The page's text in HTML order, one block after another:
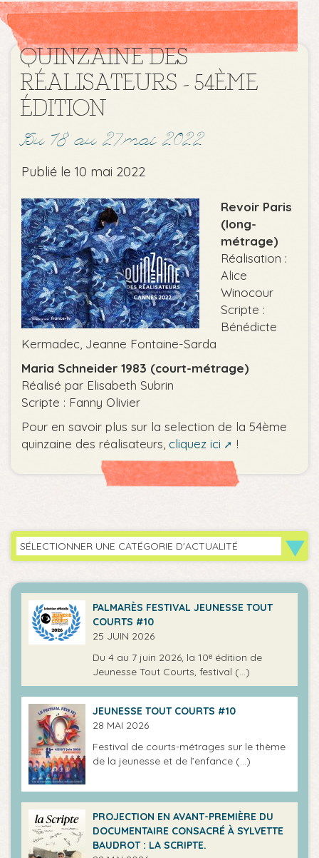
QUINZAINE DES
RÉALISATEURS - 54ÈME
ÉDITION
Du 18 au 27 mai 2022
Publié le 10 mai 2022
Revoir Paris
(long-
métrage)
Réalisation :
Alice
Winocour
Scripte :
Bénédicte
Kermadec, Jeanne Fontaine-Sarda
Maria Schneider 1983 (court-métrage)
Réalisé par Elisabeth Subrin
Scripte : Fanny Olivier
Pour en savoir plus sur la selection de la 54ème
quinzaine des réalisateurs, cliquez ici !
SÉLECTIONNER UNE CATÉGORIE D'ACTUALITÉ
PALMARÈS FESTIVAL JEUNESSE TOUT
COURTS #10
25 JUIN 2026
Du 4 au 7 juin 2026, la 10ᵉ édition de
Jeunesse Tout Courts, festival (…)
JEUNESSE TOUT COURTS #10
28 MAI 2026
Festival de courts-métrages sur le thème
de la jeunesse et de l’enfance (…)
PROJECTION EN AVANT-PREMIÈRE DU
DOCUMENTAIRE CONSACRÉ À SYLVETTE
BAUDROT : LA SCRIPTE.